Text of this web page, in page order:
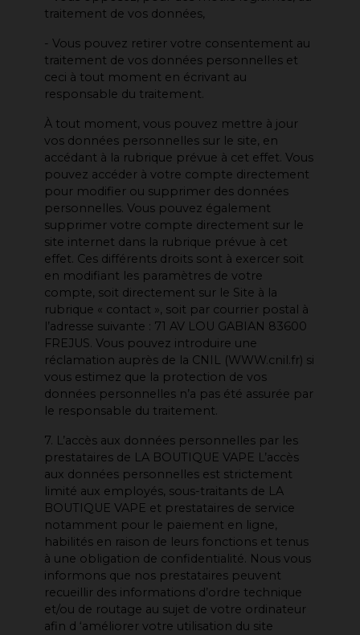
traitement de vos données,
- Vous pouvez retirer votre consentement au
traitement de vos données personnelles et
ceci à tout moment en écrivant au
responsable du traitement.
À tout moment, vous pouvez mettre à jour
vos données personnelles sur le site, en
accédant à la rubrique prévue à cet effet. Vous
pouvez accéder à votre compte directement
pour modifier ou supprimer des données
personnelles. Vous pouvez également
supprimer votre compte directement sur le
site internet dans la rubrique prévue à cet
effet. Ces différents droits sont à exercer soit
en modifiant les paramètres de votre
compte, soit directement sur le Site à la
rubrique « contact », soit par courrier postal à
l’adresse suivante : 71 AV LOU GABIAN 83600
FREJUS. Vous pouvez introduire une
réclamation auprès de la CNIL (WWW.cnil.fr) si
vous estimez que la protection de vos
données personnelles n’a pas été assurée par
le responsable du traitement.
7. L’accès aux données personnelles par les
prestataires de LA BOUTIQUE VAPE L’accès
aux données personnelles est strictement
limité aux employés, sous-traitants de LA
BOUTIQUE VAPE et prestataires de service
notamment pour le paiement en ligne,
habilités en raison de leurs fonctions et tenus
à une obligation de confidentialité. Nous vous
informons que nos prestataires peuvent
recueillir des informations d’ordre technique
et/ou de routage au sujet de votre ordinateur
afin d ‘améliorer votre utilisation du site